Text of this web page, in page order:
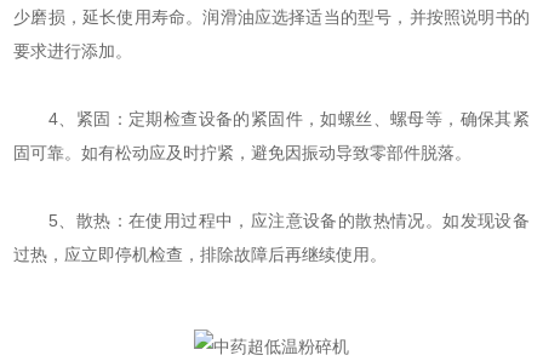
少磨损，延长使用寿命。润滑油应选择适当的型号，并按照说明书的
要求进行添加。
4、紧固：定期检查设备的紧固件，如螺丝、螺母等，确保其紧
固可靠。如有松动应及时拧紧，避免因振动导致零部件脱落。
5、散热：在使用过程中，应注意设备的散热情况。如发现设备
过热，应立即停机检查，排除故障后再继续使用。